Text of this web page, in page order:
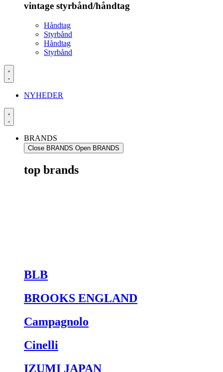
vintage styrbånd/håndtag
Håndtag
Styrbånd
Håndtag
Styrbånd
NYHEDER
BRANDS
Close BRANDS Open BRANDS
top brands
BLB
BROOKS ENGLAND
Campagnolo
Cinelli
IZUMI JAPAN